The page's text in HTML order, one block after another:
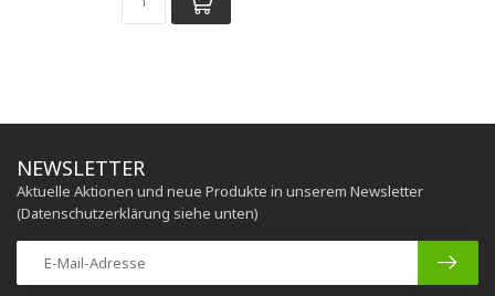
NEWSLETTER
Aktuelle Aktionen und neue Produkte in unserem Newsletter
(Datenschutzerklärung siehe unten)